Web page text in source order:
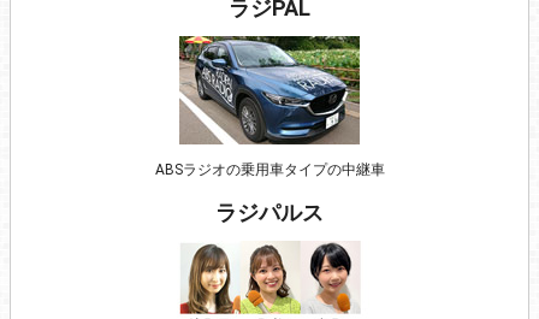
ラジPAL
ABSラジオの乗用車タイプの中継車
ラジパルス